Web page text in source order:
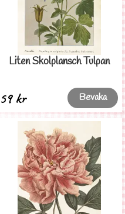
Liten Skolplansch Tulpan
59 kr Bevaka